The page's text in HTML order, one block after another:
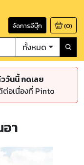
จัดการอีบุ๊ก (0)
ทั้งหมด
วันนี้ กดเลย
อเนื่องที่ Pinto
า